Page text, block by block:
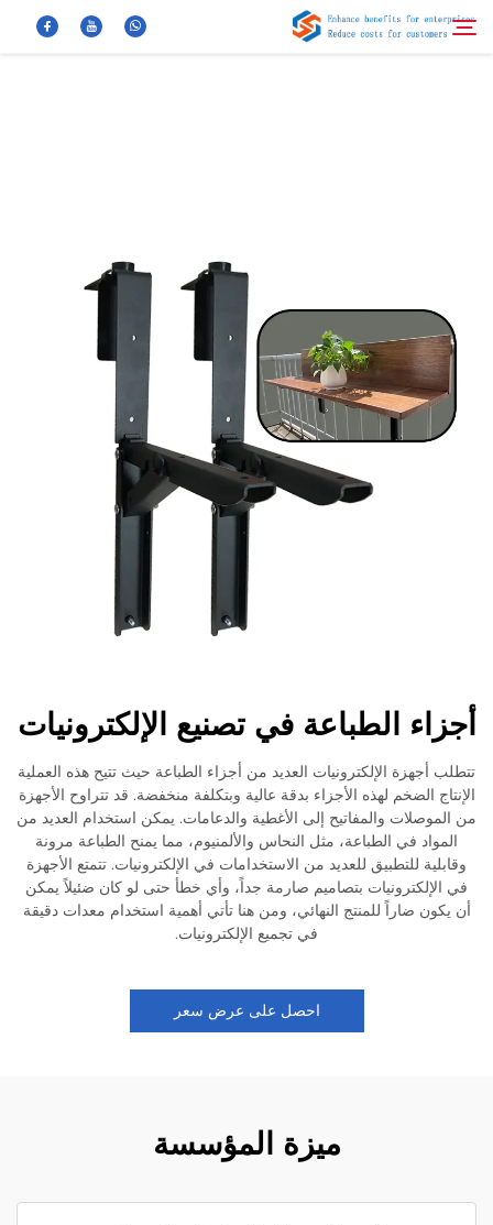
الأسئلة الشائعة
فيديو
أجزاء الطباعة في تصنيع الإلكترونيات
تتطلب أجهزة الإلكترونيات العديد من أجزاء الطباعة حيث تتيح هذه العملية
الإنتاج الضخم لهذه الأجزاء بدقة عالية وبتكلفة منخفضة. قد تتراوح الأجهزة
من الموصلات والمفاتيح إلى الأغطية والدعامات. يمكن استخدام العديد من
المواد في الطباعة، مثل النحاس والألمنيوم، مما يمنح الطباعة مرونة
وقابلية للتطبيق للعديد من الاستخدامات في الإلكترونيات. تتمتع الأجهزة
في الإلكترونيات بتصاميم صارمة جداً، وأي خطأ حتى لو كان ضئيلاً يمكن
أن يكون ضاراً للمنتج النهائي، ومن هنا تأتي أهمية استخدام معدات دقيقة
في تجميع الإلكترونيات.
احصل على عرض سعر
ميزة المؤسسة